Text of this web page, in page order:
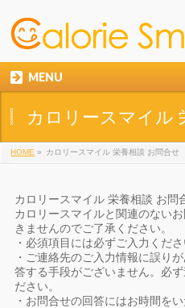
MENU
カロリースマイル
HOME » カロリースマイル 栄養相談 お問合せ
カロリースマイル 栄養相談 お問
カロリースマイルと関連のない
きませんのでご了承ください。
・必須項目には必ずご入力くださ
・ご連絡先のご入力情報に誤り
答する手段がございません。必
ださい。
・お問合せの回答にはお時間を